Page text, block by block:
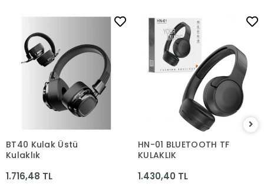
BT40 Kulak Üstü
Kulaklık
1.716,48 TL
HN-01 BLUETOOTH TF
KULAKLIK
1.430,40 TL